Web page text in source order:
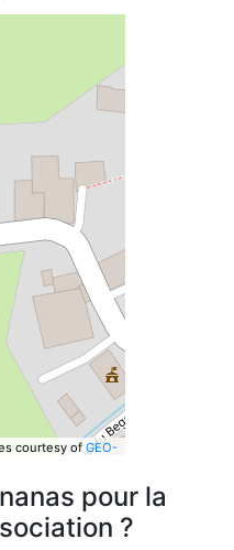
courtesy of GEO-
pour la
?